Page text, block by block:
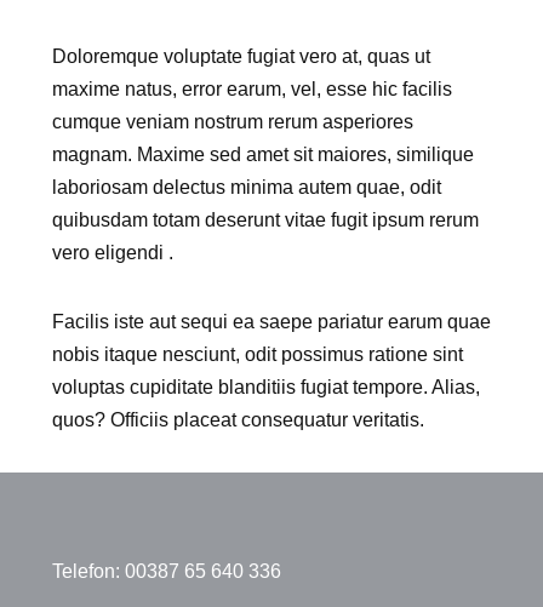
Doloremque voluptate fugiat vero at, quas ut
maxime natus, error earum, vel, esse hic facilis
cumque veniam nostrum rerum asperiores
magnam. Maxime sed amet sit maiores, similique
laboriosam delectus minima autem quae, odit
quibusdam totam deserunt vitae fugit ipsum rerum
vero eligendi .
Facilis iste aut sequi ea saepe pariatur earum quae
nobis itaque nesciunt, odit possimus ratione sint
voluptas cupiditate blanditiis fugiat tempore. Alias,
quos? Officiis placeat consequatur veritatis.
Telefon: 00387 65 640 336